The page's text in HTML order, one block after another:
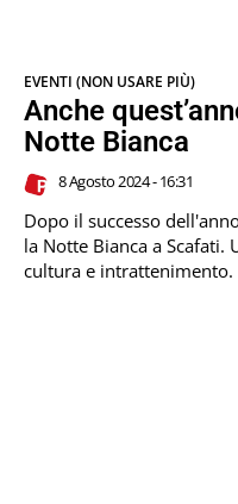
EVENTI (NON USARE PIÙ)
Anche
Notte Bianca
8 Agosto 2024 - 16:31
Dopo il successo
la Notte Bianca a Scafati.
cultura e intrattenimento.